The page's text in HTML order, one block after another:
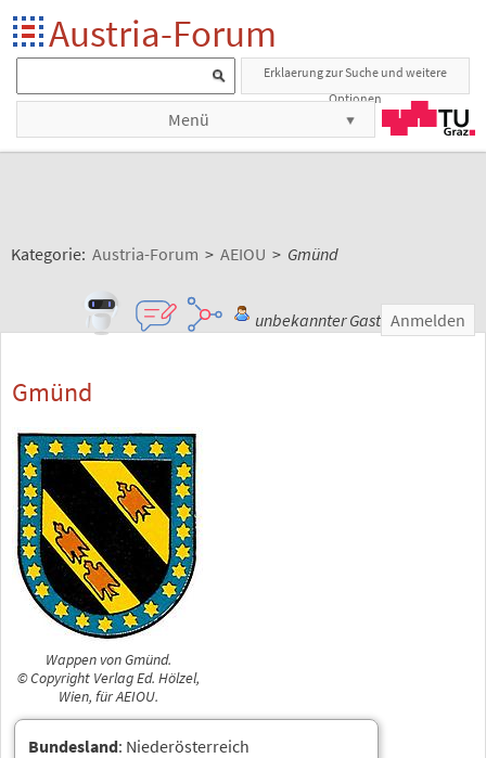
Austria-Forum
Erklaerung zur Suche und weitere
Optionen
Menü
Kategorie: Austria-Forum > AEIOU > Gmünd
unbekannter Gast Anmelden
Gmünd
Wappen von Gmünd.
© Copyright Verlag Ed. Hölzel,
Wien, für AEIOU.
Bundesland: Niederösterreich